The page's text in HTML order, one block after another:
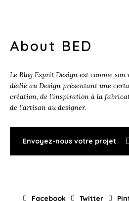
About BED
Le Blog Esprit Design est comme son
dédié au Design présentant une
création, de l’inspiration à la
de l’artisan au designer.
Envoyez-nous votre projet
Facebook Twitter